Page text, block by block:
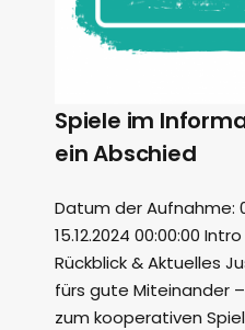
Spiele im
ein Abschied
Datum der Aufnahme:
15.12.2024 00:00:00
Rückblick & Aktuelles
fürs gute Miteinander
zum kooperativen